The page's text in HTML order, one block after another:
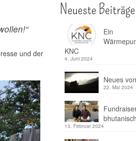
und der
Neueste Beiträge
Ein
KNC
4. Juni 2024
Neues
22. Mai 2024
13. Februar 2024